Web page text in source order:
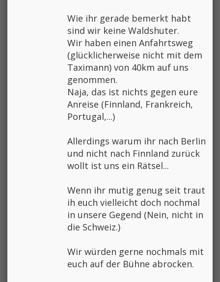
Wie ihr gerade bemerkt habt
sind wir keine Waldshuter.
Wir haben einen Anfahrtsweg
(glücklicherweise nicht mit dem
Taximann) von 40km auf uns
genommen.
Naja, das ist nichts gegen eure
Anreise (Finnland, Frankreich,
Portugal,...)
Allerdings warum ihr nach Berlin
und nicht nach Finnland zurück
wollt ist uns ein Rätsel...
Wenn ihr mutig genug seit traut
ih euch vielleicht doch nochmal
in unsere Gegend (Nein, nicht in
die Schweiz.)
Wir würden gerne nochmals mit
euch auf der Bühne abrocken.